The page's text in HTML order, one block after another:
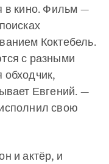
в кино. Фильм —
Коктебель.
с разными
Евгений. —
свою
и актёр, и